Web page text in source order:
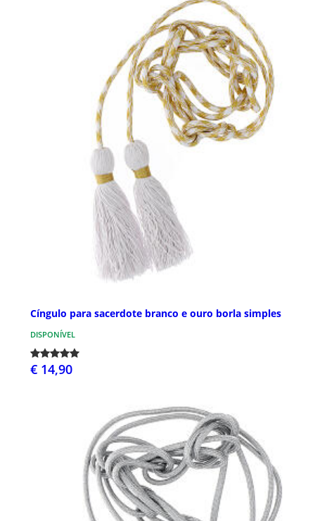
Cíngulo para sacerdote branco e ouro borla simples
DISPONÍVEL
€ 14,90